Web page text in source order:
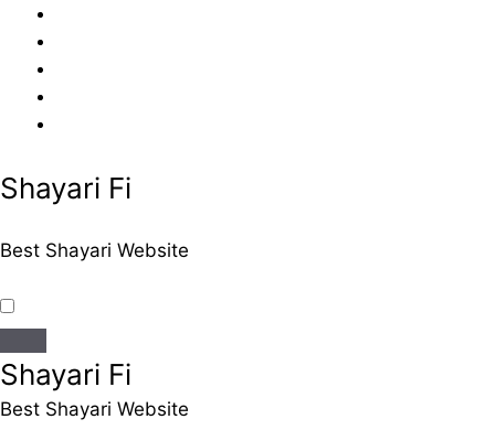
content
Shayari Fi
Best Shayari Website
Shayari Fi
Best Shayari Website